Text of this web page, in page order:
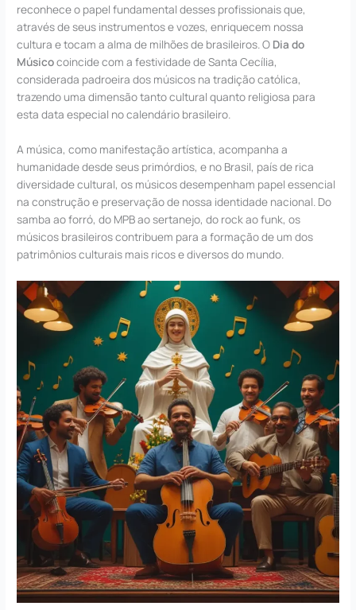
reconhece o papel fundamental desses profissionais que,
através de seus instrumentos e vozes, enriquecem nossa
cultura e tocam a alma de milhões de brasileiros. O Dia do
Músicocoincide com a festividade de Santa Cecília,
considerada padroeira dos músicos na tradição católica,
trazendo uma dimensão tanto cultural quanto religiosa para
esta data especial no calendário brasileiro.
A música, como manifestação artística, acompanha a
humanidade desde seus primórdios, e no Brasil, país de rica
diversidade cultural, os músicos desempenham papel essencial
na construção e preservação de nossa identidade nacional. Do
samba ao forró, do MPB ao sertanejo, do rock ao funk, os
músicos brasileiros contribuem para a formação de um dos
patrimônios culturais mais ricos e diversos do mundo.